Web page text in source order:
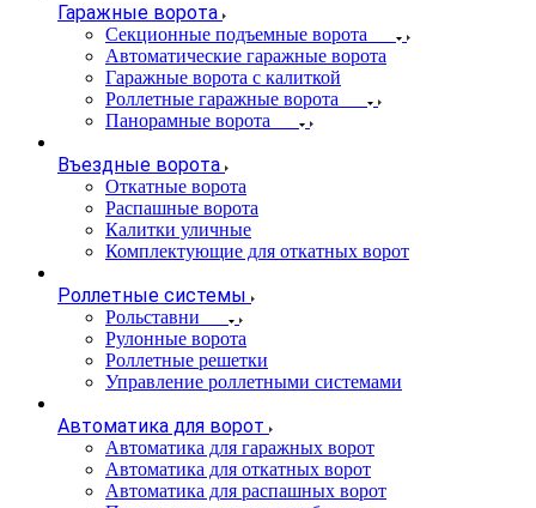
Гаражные ворота
Секционные подъемные ворота
Автоматические гаражные ворота
Гаражные ворота с калиткой
Роллетные гаражные ворота
Панорамные ворота
Въездные ворота
Откатные ворота
Распашные ворота
Калитки уличные
Комплектующие для откатных ворот
Роллетные системы
Рольставни
Рулонные ворота
Роллетные решетки
Управление роллетными системами
Автоматика для ворот
Автоматика для гаражных ворот
Автоматика для откатных ворот
Автоматика для распашных ворот